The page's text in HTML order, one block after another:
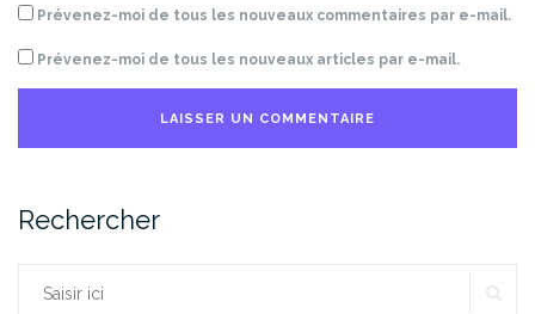
Prévenez-moi de tous les nouveaux commentaires par e-mail.
Prévenez-moi de tous les nouveaux articles par e-mail.
Rechercher
Rechercher :